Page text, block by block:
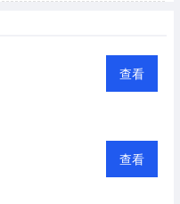
查看
查看